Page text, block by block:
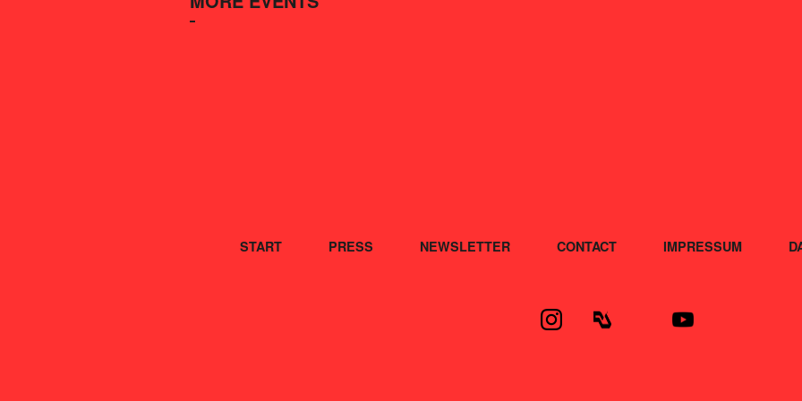
START PRESS NEWSLETTER CONTACT IMPRESSUM